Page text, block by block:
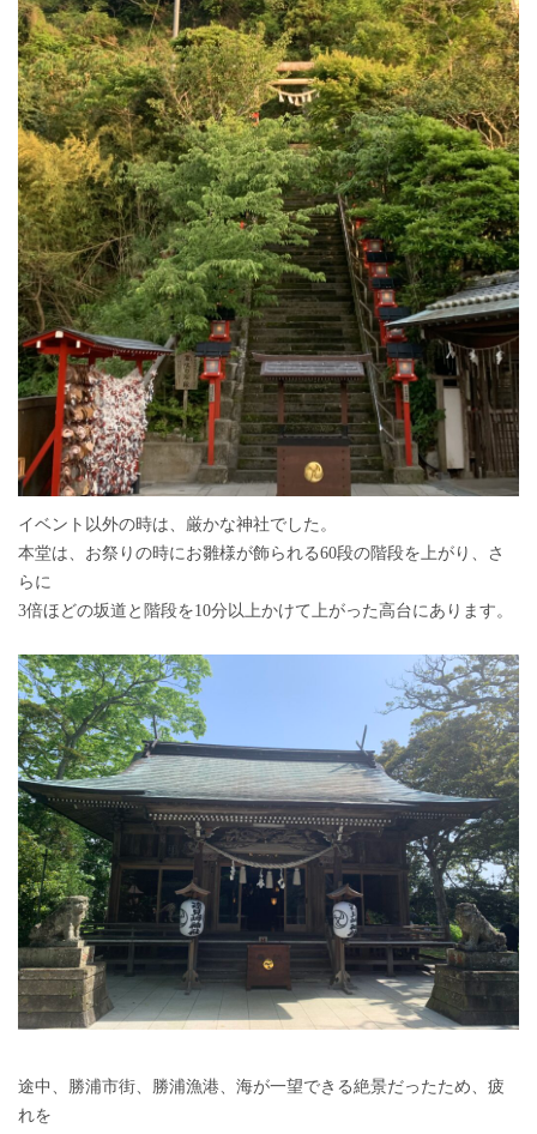
イベント以外の時は、厳かな神社でした。
本堂は、お祭りの時にお雛様が飾られる60段の階段を上がり、さ
らに
3倍ほどの坂道と階段を10分以上かけて上がった高台にあります。
途中、勝浦市街、勝浦漁港、海が一望できる絶景だったため、疲
れを